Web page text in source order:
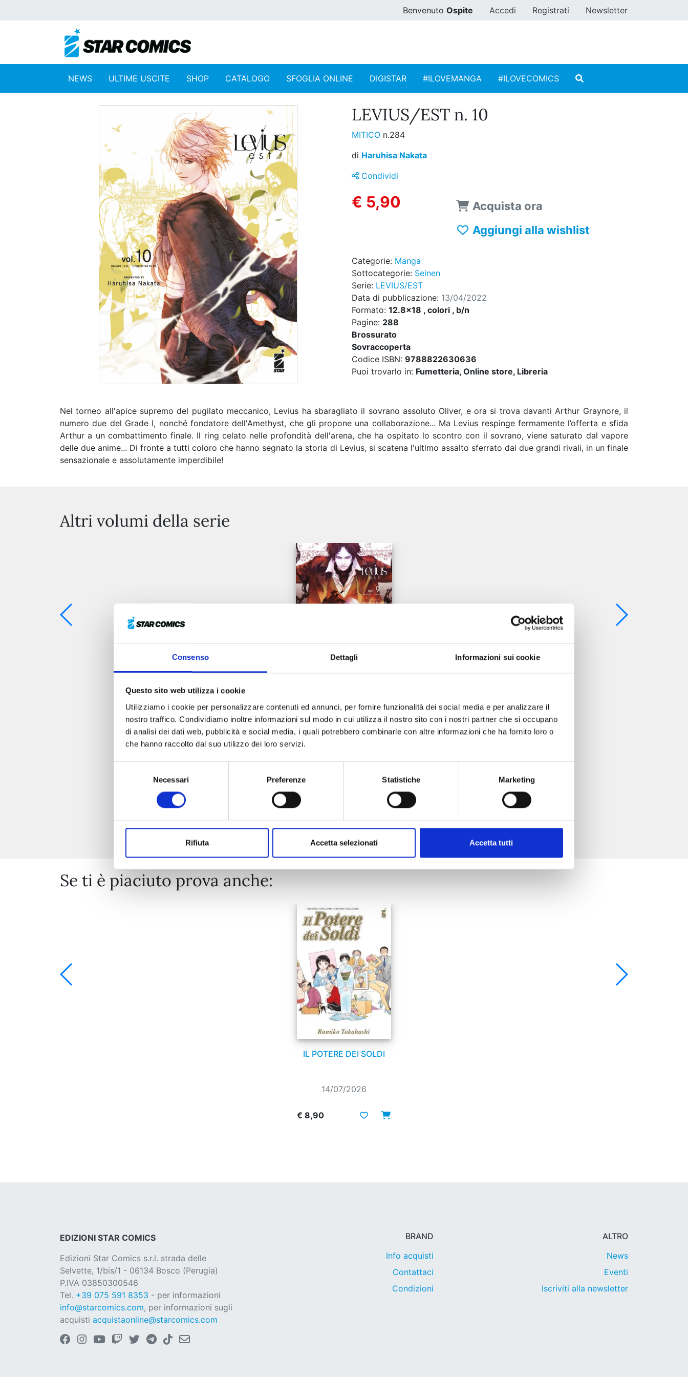
Consenso Dettagli Informazioni sui cookie
Questo sito web utilizza i cookie
Utilizziamo i cookie per personalizzare contenuti ed annunci, per fornire funzionalità dei social media e per analizzare il
nostro traffico. Condividiamo inoltre informazioni sul modo in cui utilizza il nostro sito con i nostri partner che si occupano
di analisi dei dati web, pubblicità e social media, i quali potrebbero combinarle con altre informazioni che ha fornito loro o
che hanno raccolto dal suo utilizzo dei loro servizi.
Necessari Preferenze Statistiche Marketing
Rifiuta Accetta selezionati Accetta tutti
Benvenuto Ospite Accedi Registrati Newsletter
NEWS ULTIME USCITE SHOP CATALOGO SFOGLIA ONLINE DIGISTAR #ILOVEMANGA #ILOVECOMICS
LEVIUS/EST n. 10
MITICO n.284
di Haruhisa Nakata
Condividi
€ 5,90
Acquista ora
Aggiungi alla wishlist
Categorie: Manga
Sottocategorie: Seinen
Serie: LEVIUS/EST
Data di pubblicazione: 13/04/2022
Formato: 12.8x18 , colori , b/n
Pagine: 288
Brossurato
Sovraccoperta
Codice ISBN: 9788822630636
Puoi trovarlo in: Fumetteria, Online store, Libreria
Nel torneo all'apice supremo del pugilato meccanico, Levius ha sbaragliato il sovrano assoluto Oliver, e ora si trova davanti Arthur Graynore, il
numero due del Grade I, nonché fondatore dell'Amethyst, che gli propone una collaborazione... Ma Levius respinge fermamente l’offerta e sfida
Arthur a un combattimento finale. Il ring celato nelle profondità dell'arena, che ha ospitato lo scontro con il sovrano, viene saturato dal vapore
delle due anime... Di fronte a tutti coloro che hanno segnato la storia di Levius, si scatena l'ultimo assalto sferrato dai due grandi rivali, in un finale
sensazionale e assolutamente imperdibile!
Altri volumi della serie
17/11/2021
Se ti è piaciuto prova anche:
IL POTERE DEI SOLDI
14/07/2026
€ 8,90
EDIZIONI STAR COMICS
Edizioni Star Comics s.r.l. strada delle
Selvette, 1/bis/1 - 06134 Bosco (Perugia)
P.IVA 03850300546
Tel. +39 075 591 8353 - per informazioni
info@starcomics.com, per informazioni sugli
acquisti acquistaonline@starcomics.com
BRAND
Info acquisti
Contattaci
Condizioni
ALTRO
News
Eventi
Iscriviti alla newsletter